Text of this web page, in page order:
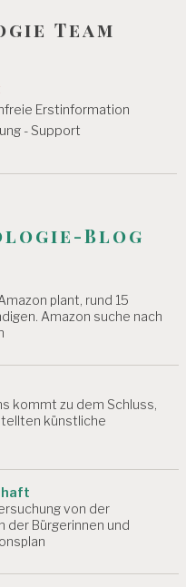
Team
Erstinformation
- Support
Blog
plant, rund 15
Amazon suche nach
kommt zu dem Schluss,
künstliche
von der
der Bürgerinnen und